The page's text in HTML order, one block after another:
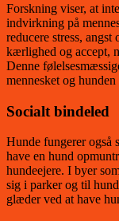
Forskning viser, at
indvirkning på
reducere stress,
kærlighed og accept,
Denne
mennesket og
Socialt bindeled
Hunde fungerer også
have en hund
hundeejere. I byer
sig i parker og til
glæder ved at have